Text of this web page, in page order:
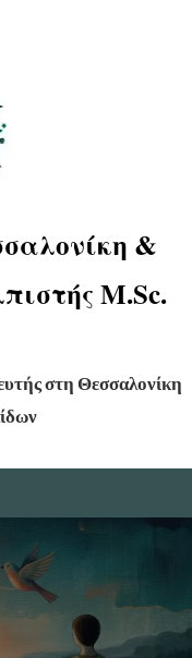
&
M.Sc.
στη Θεσσαλονίκη